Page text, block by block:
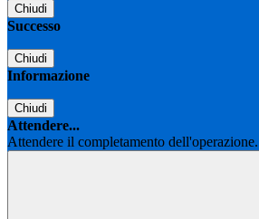
Chiudi
Successo
Chiudi
Informazione
Chiudi
Attendere...
Attendere il completamento